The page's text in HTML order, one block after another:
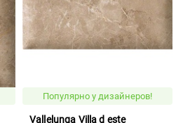
Популярно у дизайнеров!
Vallelunga Villa d este